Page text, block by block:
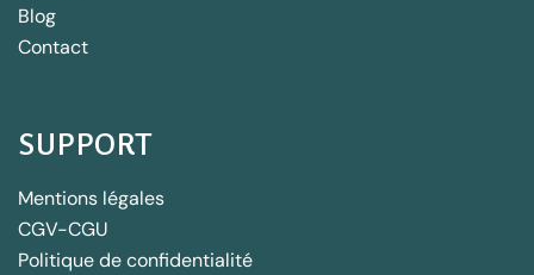
Blog
Contact
SUPPORT
Mentions légales
CGV-CGU
Politique de confidentialité